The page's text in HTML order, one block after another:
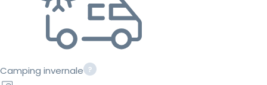
Camping invernale